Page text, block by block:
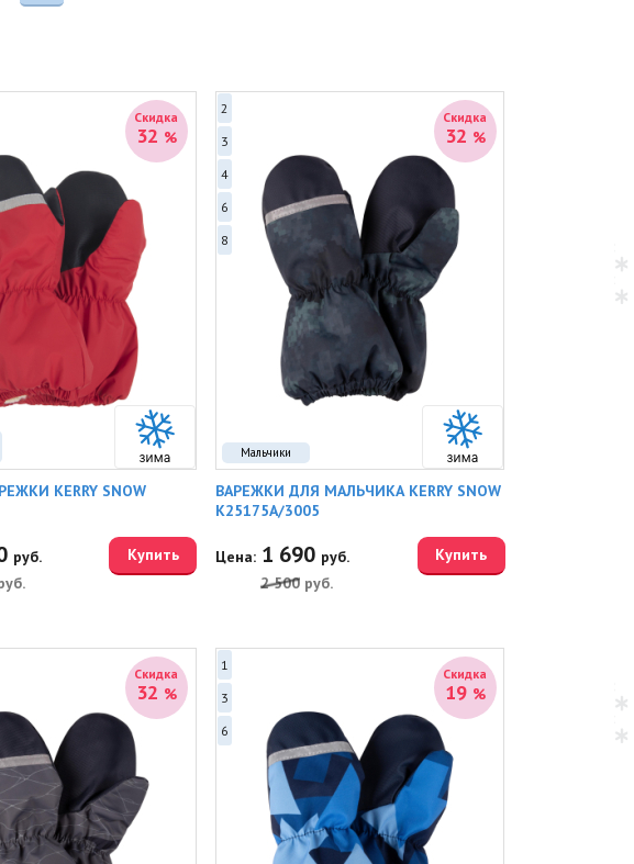
Скидка
32 %
KERRY SNOW
руб.
Купить
Мальчики
Скидка
32 %
2
3
4
6
8
ВАРЕЖКИ ДЛЯ МАЛЬЧИКА KERRY SNOW
K25175A/3005
Цена: 1 690 руб.
2 500 руб.
Купить
Скидка
32 %
Скидка
19 %
1
3
6